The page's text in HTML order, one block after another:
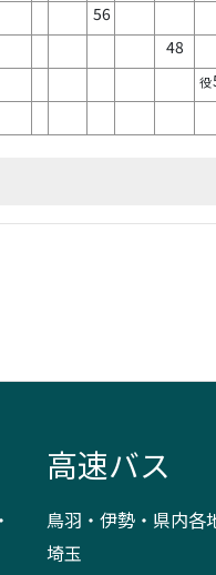
56
48
役
高速バス
鳥羽・伊勢・県内各
埼玉